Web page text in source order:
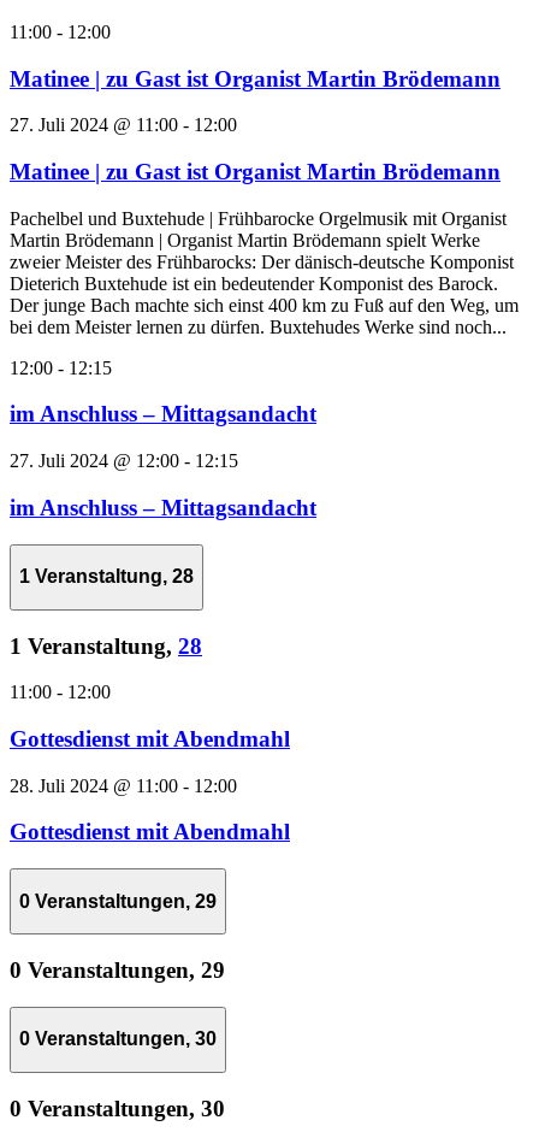
11:00 - 12:00
Matinee | zu Gast ist Organist Martin Brödemann
27. Juli 2024 @ 11:00 - 12:00
Matinee | zu Gast ist Organist Martin Brödemann
Pachelbel und Buxtehude | Frühbarocke Orgelmusik mit Organist
Martin Brödemann | Organist Martin Brödemann spielt Werke
zweier Meister des Frühbarocks: Der dänisch-deutsche Komponist
Dieterich Buxtehude ist ein bedeutender Komponist des Barock.
Der junge Bach machte sich einst 400 km zu Fuß auf den Weg, um
bei dem Meister lernen zu dürfen. Buxtehudes Werke sind noch...
12:00 - 12:15
im Anschluss – Mittagsandacht
27. Juli 2024 @ 12:00 - 12:15
im Anschluss – Mittagsandacht
1 Veranstaltung, 28
1 Veranstaltung, 28
11:00 - 12:00
Gottesdienst mit Abendmahl
28. Juli 2024 @ 11:00 - 12:00
Gottesdienst mit Abendmahl
0 Veranstaltungen, 29
0 Veranstaltungen, 29
0 Veranstaltungen, 30
0 Veranstaltungen, 30